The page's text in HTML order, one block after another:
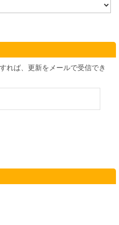
れば、更新をメールで受信でき